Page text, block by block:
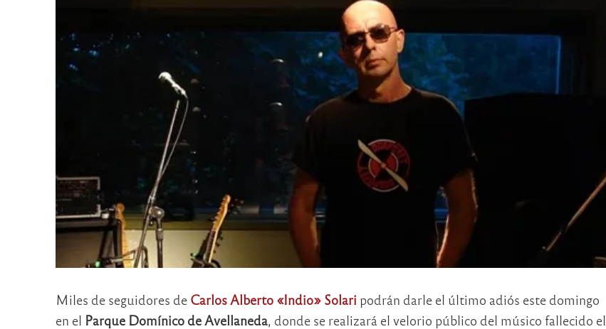
Miles de seguidores de Carlos Alberto «Indio» Solari podrán darle el último adiós este domingo
en el Parque Domínico de Avellaneda, donde se realizará el velorio público del músico fallecido el